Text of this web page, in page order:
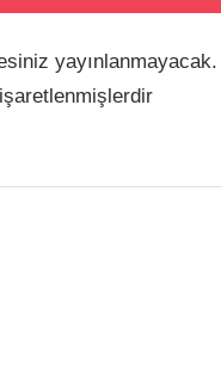
yayınlanmayacak.